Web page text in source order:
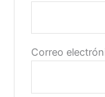
Correo